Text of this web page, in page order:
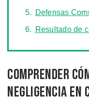
Defensas
Resultado de
Comprender
negligencia en